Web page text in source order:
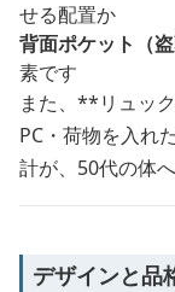
せる配置か
背面ポケット（盗
素です
また、**リュッ
PC・荷物を入れ
計が、50代の体
デザインと品